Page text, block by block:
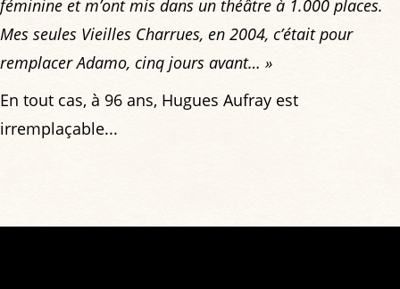
féminine et m’ont mis dans un théâtre à 1.000 places.
Mes seules Vieilles Charrues, en 2004, c’était pour
remplacer Adamo, cinq jours avant… »
En tout cas, à 96 ans, Hugues Aufray est
irremplaçable...